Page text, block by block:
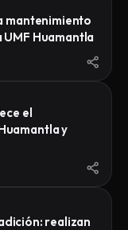
mantenimiento
UMF Huamantla
el
y
realizan